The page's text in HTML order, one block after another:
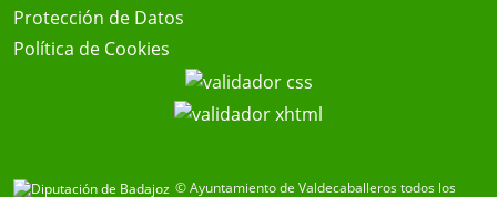
Protección de Datos
Política de Cookies
© Ayuntamiento de Valdecaballeros todos los